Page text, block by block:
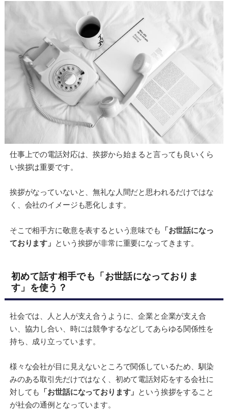
仕事上での電話対応は、挨拶から始まると言っても良いくら
い挨拶は重要です。
挨拶がなっていないと、無礼な人間だと思われるだけではな
く、会社のイメージも悪化します。
そこで相手方に敬意を表するという意味でも
「お世話になっ
ております」 という挨拶が非常に重要になってきます。
初めて話す相手でも「お世話になっておりま
す」を使う？
社会では、人と人が支え合うように、企業と企業が支え合
い、協力し合い、時には競争するなどしてあらゆる関係性を
持ち、成り立っています。
様々な会社が目に見えないところで関係しているため、馴染
みのある取引先だけではなく、初めて電話対応をする会社に
対しても
「お世話になっております」 という挨拶をすること
が社会の通例となっています。